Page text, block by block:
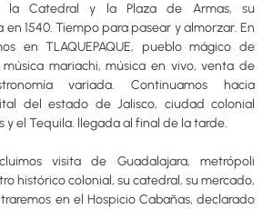
la Catedral y la Plaza de Armas, su
1540. Tiempo para pasear y almorzar. En
en TLAQUEPAQUE, pueblo mágico de
mariachi, música en vivo, venta de
variada. Continuamos hacia
del estado de Jalisco, ciudad colonial
y el Tequila. llegada al final de la tarde.
visita de Guadalajara, metrópoli
histórico colonial, su catedral, su mercado,
en el Hospicio Cabañas, declarado